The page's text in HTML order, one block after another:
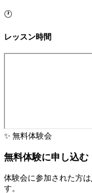
🕐
レッスン時間
✨ 無料体験会
無料体験に申し込む
体験会に参加された方は
す。